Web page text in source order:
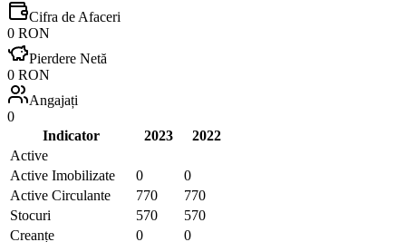
Cifra de Afaceri
0 RON
Pierdere Netă
0 RON
Angajați
0
Indicator
2023
2022
Active
Active Imobilizate
0
0
Active Circulante
770
770
Stocuri
570
570
Creanțe
0
0